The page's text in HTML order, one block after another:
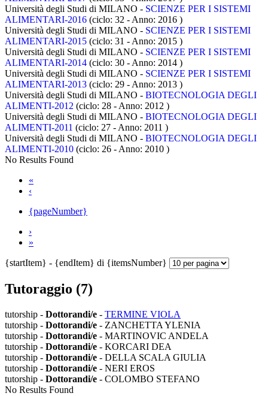
Università degli Studi di MILANO - SCIENZE PER I SISTEMI
ALIMENTARI-2016 (ciclo: 32 - Anno: 2016 )
Università degli Studi di MILANO - SCIENZE PER I SISTEMI
ALIMENTARI-2015 (ciclo: 31 - Anno: 2015 )
Università degli Studi di MILANO - SCIENZE PER I SISTEMI
ALIMENTARI-2014 (ciclo: 30 - Anno: 2014 )
Università degli Studi di MILANO - SCIENZE PER I SISTEMI
ALIMENTARI-2013 (ciclo: 29 - Anno: 2013 )
Università degli Studi di MILANO - BIOTECNOLOGIA DEGLI
ALIMENTI-2012 (ciclo: 28 - Anno: 2012 )
Università degli Studi di MILANO - BIOTECNOLOGIA DEGLI
ALIMENTI-2011 (ciclo: 27 - Anno: 2011 )
Università degli Studi di MILANO - BIOTECNOLOGIA DEGLI
ALIMENTI-2010 (ciclo: 26 - Anno: 2010 )
No Results Found
«
‹
{pageNumber}
›
»
{startItem} - {endItem} di {itemsNumber}
Tutoraggio (7)
tutorship - Dottorandi/e - TERMINE VIOLA
tutorship - Dottorandi/e - ZANCHETTA YLENIA
tutorship - Dottorandi/e - MARTINOVIC ANDELA
tutorship - Dottorandi/e - KORCARI DEA
tutorship - Dottorandi/e - DELLA SCALA GIULIA
tutorship - Dottorandi/e - NERI EROS
tutorship - Dottorandi/e - COLOMBO STEFANO
No Results Found